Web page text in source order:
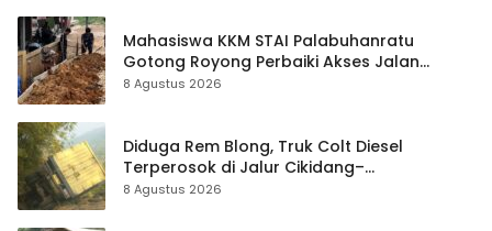
Mahasiswa KKM STAI Palabuhanratu
Gotong Royong Perbaiki Akses Jalan
Majelis Ta’lim di Sagaranten
8 Agustus 2026
Diduga Rem Blong, Truk Colt Diesel
Terperosok di Jalur Cikidang–
Palabuhanratu
8 Agustus 2026